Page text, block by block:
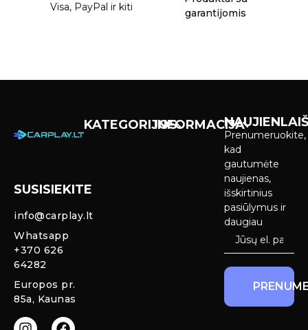
Visa, PayPal ir kiti
garantijomis
SUSISIEKITE
info@carplay.lt
Whatsapp
+370 626
64282
Europos pr.
85a, Kaunas
KATEGORIJOS
galinio vaizdo
INFORMACIJA
Prenumeruokite,
kad
gautumėte
naujienas,
išskirtinius
pasiūlymus ir
daugiau